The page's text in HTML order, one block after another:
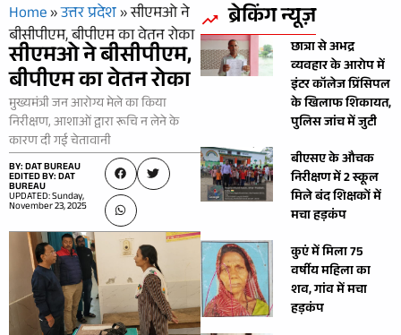
Home»उत्तर प्रदेश»सीएमओ ने
बीसीपीएम, बीपीएम का वेतन रोका
सीएमओ ने बीसीपीएम,
बीपीएम का वेतन रोका
मुख्यमंत्री जन आरोग्य मेले का किया
निरीक्षण, आशाओं द्वारा रूचि न लेने के
कारण दी गई चेतावानी
BY: DAT BUREAU
EDITED BY: DAT
BUREAU
UPDATED: Sunday,
November 23, 2025
ब्रेकिंग न्यूज़
छात्रा से अभद्र
व्यवहार के आरोप में
इंटर कॉलेज प्रिंसिपल
के खिलाफ शिकायत,
पुलिस जांच में जुटी
बीएसए के औचक
निरीक्षण में 2 स्कूल
मिले बंद शिक्षकों में
मचा हड़कंप
कुएं में मिला 75
वर्षीय महिला का
शव, गांव में मचा
हड़कंप